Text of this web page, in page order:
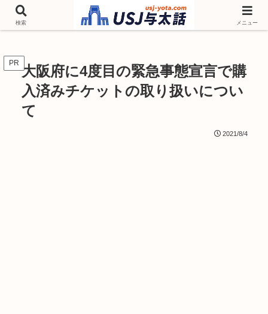
チケットやシーズンイベント ニンテンドーワールド アトラクションなどユニ
バを歩いて情報収集しています
PR 大阪府に4度目の緊急事態宣言で購
入済みチケットの取り扱いについ
て
2021/8/4
検索 メニュー